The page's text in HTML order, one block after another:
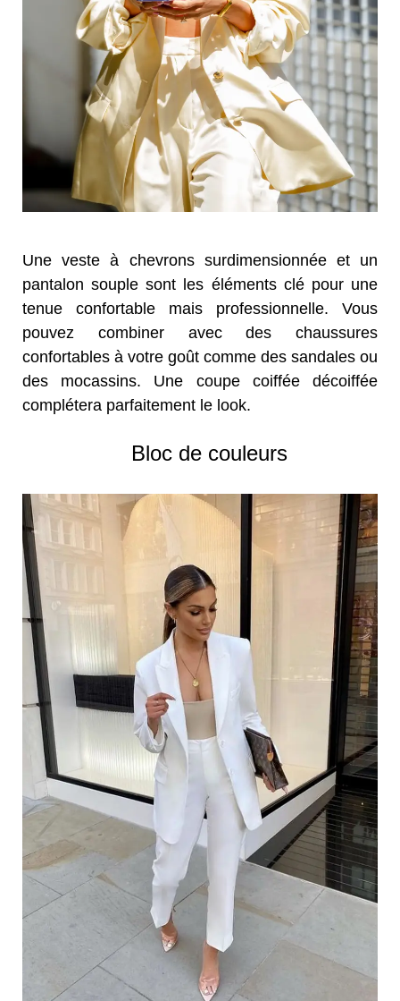
Une veste à chevrons surdimensionnée et un
pantalon souple sont les éléments clé pour une
tenue confortable mais professionnelle. Vous
pouvez combiner avec des chaussures
confortables à votre goût comme des sandales ou
des mocassins. Une coupe coiffée décoiffée
complétera parfaitement le look.
Bloc de couleurs